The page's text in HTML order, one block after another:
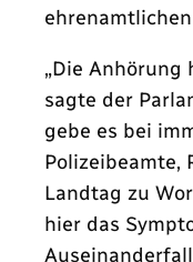
„Die Anhörung
sagte der
gebe es bei
Polizeibeamte,
Landtag zu
hier das